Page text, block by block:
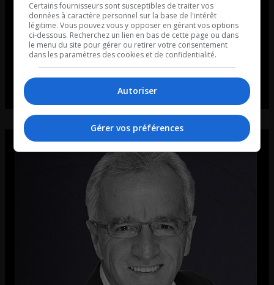
Certains fournisseurs sont susceptibles de traiter vos
données à caractère personnel sur la base de l'intérêt
légitime. Vous pouvez vous y opposer en gérant vos options
ci-dessous. Recherchez un lien en bas de cette page ou dans
le menu du site pour gérer ou retirer votre consentement
dans les paramètres des cookies et de confidentialité.
Autoriser
Gérer vos préférences